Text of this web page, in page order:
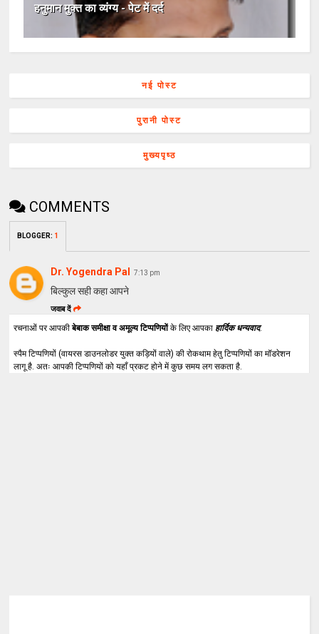
हनुमान मुक्त का व्यंग्य - पेट में दर्द
नई पोस्ट
पुरानी पोस्ट
मुख्यपृष्ठ
COMMENTS
BLOGGER: 1
Dr. Yogendra Pal 7:13 pm
बिल्कुल सही कहा आपने
जवाब दें
रचनाओं पर आपकीबेबाक समीक्षा व अमूल्य टिप्पणियोंके लिए आपका हार्दिक धन्यवाद.
स्पैम टिप्पणियों (वायरस डाउनलोडर युक्त कड़ियों वाले) की रोकथाम हेतु टिप्पणियों का मॉडरेशन
लागू है. अतः आपकी टिप्पणियों को यहाँ प्रकट होने में कुछ समय लग सकता है.